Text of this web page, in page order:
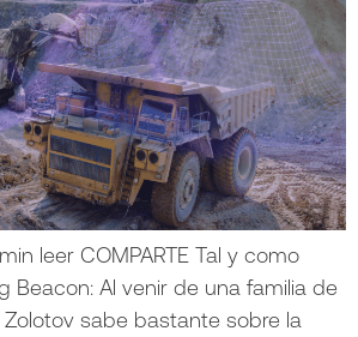
leer COMPARTE Tal y como
Beacon: Al venir de una familia de
sabe bastante sobre la